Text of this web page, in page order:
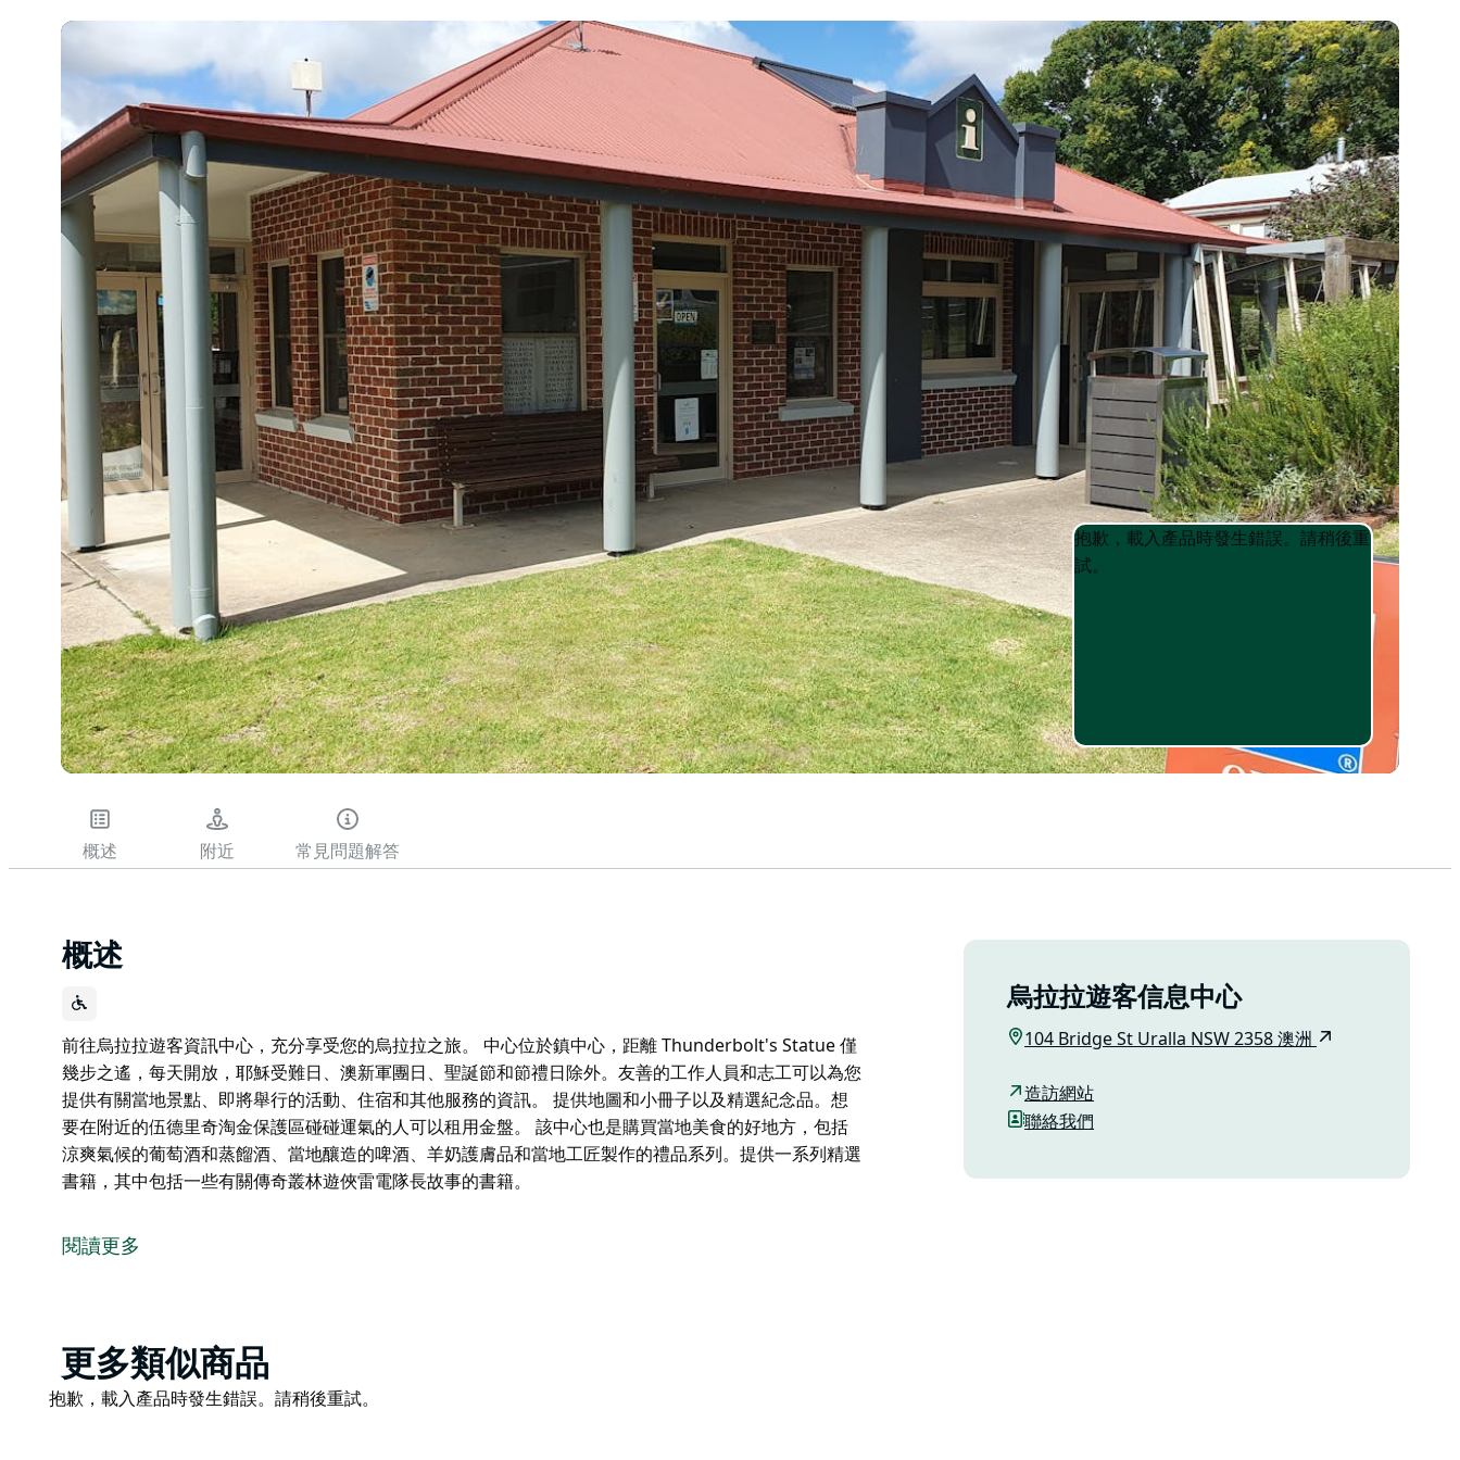
Product
List
Product
List
抱歉，載入產品時發生錯誤。請稍後重
試。
概述 附近 常見問題解答
概述
前往烏拉拉遊客資訊中心，充分享受您的烏拉拉之旅。 中心位於鎮中心，距離 Thunderbolt's Statue 僅
幾步之遙，每天開放，耶穌受難日、澳新軍團日、聖誕節和節禮日除外。友善的工作人員和志工可以為您
提供有關當地景點、即將舉行的活動、住宿和其他服務的資訊。 提供地圖和小冊子以及精選紀念品。想
要在附近的伍德里奇淘金保護區碰碰運氣的人可以租用金盤。 該中心也是購買當地美食的好地方，包括
涼爽氣候的葡萄酒和蒸餾酒、當地釀造的啤酒、羊奶護膚品和當地工匠製作的禮品系列。提供一系列精選
書籍，其中包括一些有關傳奇叢林遊俠雷電隊長故事的書籍。
中心位於鎮中心，距離 Thunderbolt's Statue 僅幾步之遙，每天開放，耶穌受難日、澳新軍團日、聖誕
提供地圖和小冊子以及精選紀念品。想要在附近的伍德里奇淘金保護區碰碰運氣的人可以租用金盤。
該中心也是購買當地美食的好地方，包括涼爽氣候的葡萄酒和蒸餾酒、當地釀造的啤酒、羊奶護膚品和當
地工匠製作的禮品系列。提供一系列精選書籍，其中包括一些有關傳奇叢林遊俠雷電隊長故事的書籍。
閱讀更多
烏拉拉遊客信息中心
104 Bridge St Uralla NSW 2358 澳洲
造訪網站
聯絡我們
Product
List
更多類似商品
Product
抱歉，載入產品時發生錯誤。請稍後重試。